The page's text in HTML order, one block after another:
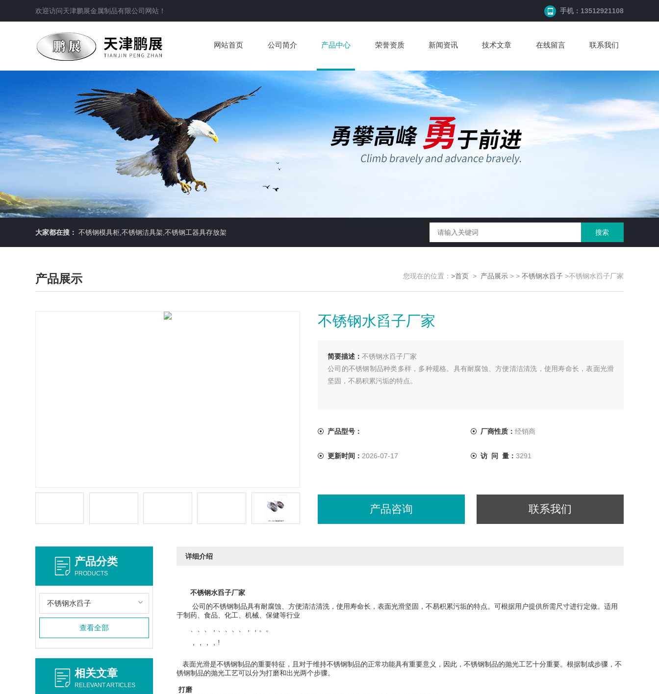
欢迎访问天津鹏展金属制品有限公司 网站！ 手机：13512921108
网站首页 公司简介 产品中心 荣誉资质 新闻资讯 技术文章 在线留言 联系我们
大家都在搜： 不锈钢模具柜,不锈钢洁具架,不锈钢工器具存放架
产品展示 您现在的位置： >首页 > 产品展示 > > 不锈钢水舀子 >不锈钢水舀子厂家
不锈钢水舀子厂家
简要描述： 不锈钢水舀子厂家
公司的不锈钢制品种类多样，多种规格。具有耐腐蚀、方便清洁清洗，使用寿命长，表面光滑
坚固，不易积累污垢的特点。
产品型号： 厂商性质： 经销商
更新时间： 2026-07-17 访 问 量： 3291
产品咨询 联系我们
产品分类
PRODUCTS
不锈钢水舀子
查看全部
相关文章
RELEVANT ARTICLES
详细介绍
不锈钢水舀子厂家
公司的不锈钢制品具有耐腐蚀、方便清洁清洗，使用寿命长，表面光滑坚固，不易积累污垢的特点。可根据用户提供所需尺寸进行定做。适用
于制药、食品、化工、机械、保健等行业
、、、，、、、、，，。。
，，，，!
表面光滑是不锈钢制品的重要特征，且对于维持不锈钢制品的正常功能具有重要意义，因此，不锈钢制品的抛光工艺十分重要。根据制成步骤，不
锈钢制品的抛光工艺可以分为打磨和出光两个步骤。
打磨